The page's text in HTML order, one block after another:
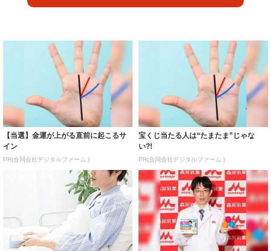
【当選】金運が上がる直前に起こるサ
PR(合同会社デジタルファーム )
宝くじ当たる人は“たまたま”じゃな
PR(合同会社デジタルファーム )
がん経験者の約6割「頻繁に検診を受け
るべきだった」と後悔…検診を定期的
に受けてい...
アマゾンで大人気！血圧対策はコーヒ
ーに足してみて
PR(森永乳業)